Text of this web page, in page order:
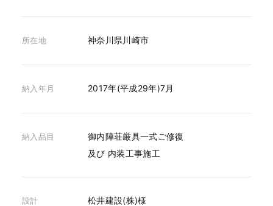
所在地 神奈川県川崎市
納入年月 2017年(平成29年)7月
納入品目
御内陣荘厳具一式ご修復
及び 内装工事施工
設計 松井建設(株)様